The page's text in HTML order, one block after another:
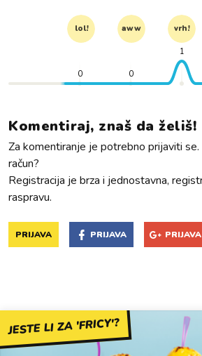
lol! aww vrh!
0 0
1
Komentiraj, znaš da želiš!
Za komentiranje je potrebno prijaviti se.
račun?
Registracija je brza i jednostavna,
raspravu.
PRIJAVA PRIJAVA PRIJAVA
JESTE LI ZA 'FRICY'?